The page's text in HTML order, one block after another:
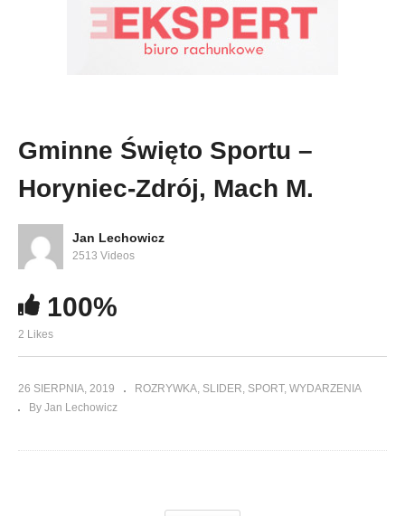
Gminne Święto Sportu –
Horyniec-Zdrój, Mach M.
Jan Lechowicz
2513 Videos
100%
2 Likes
26 SIERPNIA, 2019 ROZRYWKA SLIDER SPORT WYDARZENIA
By Jan Lechowicz